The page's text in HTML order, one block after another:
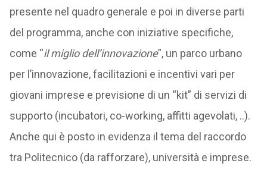
presente nel quadro generale e poi in diverse parti
del programma, anche con iniziative specifiche,
come “il miglio dell’innovazione”, un parco urbano
per l’innovazione, facilitazioni e incentivi vari per
giovani imprese e previsione di un “kit” di servizi di
supporto (incubatori, co-working, affitti agevolati, ..).
Anche qui è posto in evidenza il tema del raccordo
tra Politecnico (da rafforzare), università e imprese.